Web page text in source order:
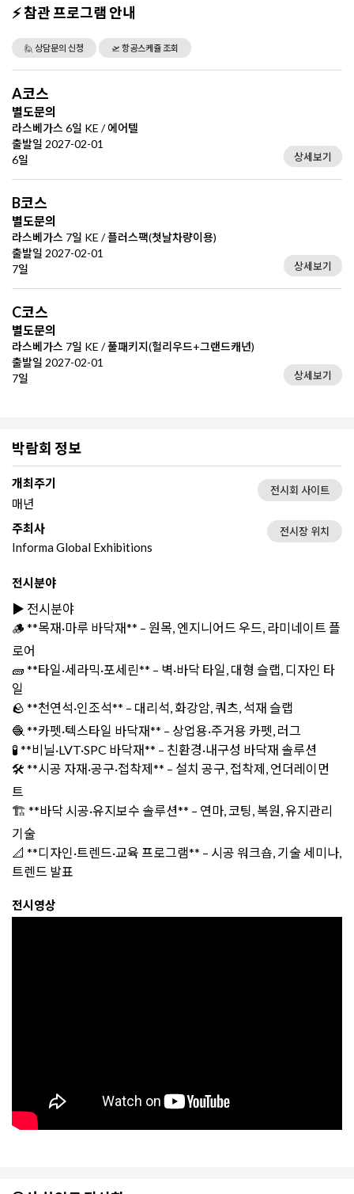
⚡ 참관 프로그램 안내
🙋 상담문의 신청 🛫 항공스케쥴 조회
A코스
별도문의
라스베가스 6일 KE / 에어텔
출발일 2027-02-01
6일
상세보기
B코스
별도문의
라스베가스 7일 KE / 플러스팩(첫날차량이용)
출발일 2027-02-01
7일
상세보기
C코스
별도문의
라스베가스 7일 KE / 풀패키지(헐리우드+그랜드캐년)
출발일 2027-02-01
7일
상세보기
박람회 정보
개최주기
매년
전시회 사이트
주최사
Informa Global Exhibitions
전시장 위치
전시분야
▶️ 전시분야
🪵 **목재·마루 바닥재** – 원목, 엔지니어드 우드, 라미네이트 플
로어
🧱 **타일·세라믹·포세린** – 벽·바닥 타일, 대형 슬랩, 디자인 타
일
🪨 **천연석·인조석** – 대리석, 화강암, 쿼츠, 석재 슬랩
🧶 **카펫·텍스타일 바닥재** – 상업용·주거용 카펫, 러그
🧪 **비닐·LVT·SPC 바닥재** – 친환경·내구성 바닥재 솔루션
🛠️ **시공 자재·공구·접착제** – 설치 공구, 접착제, 언더레이먼
트
🏗️ **바닥 시공·유지보수 솔루션** – 연마, 코팅, 복원, 유지관리
기술
📐 **디자인·트렌드·교육 프로그램** – 시공 워크숍, 기술 세미나,
트렌드 발표
전시영상